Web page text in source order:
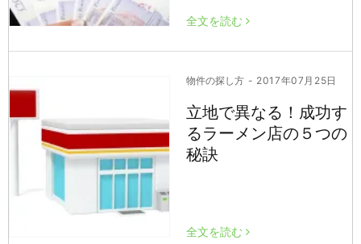
全文を読む
物件の探し方 - 2017年07月25日
立地で異なる！成功す
るラーメン店の５つの
秘訣
全文を読む